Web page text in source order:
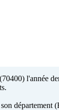
l'année